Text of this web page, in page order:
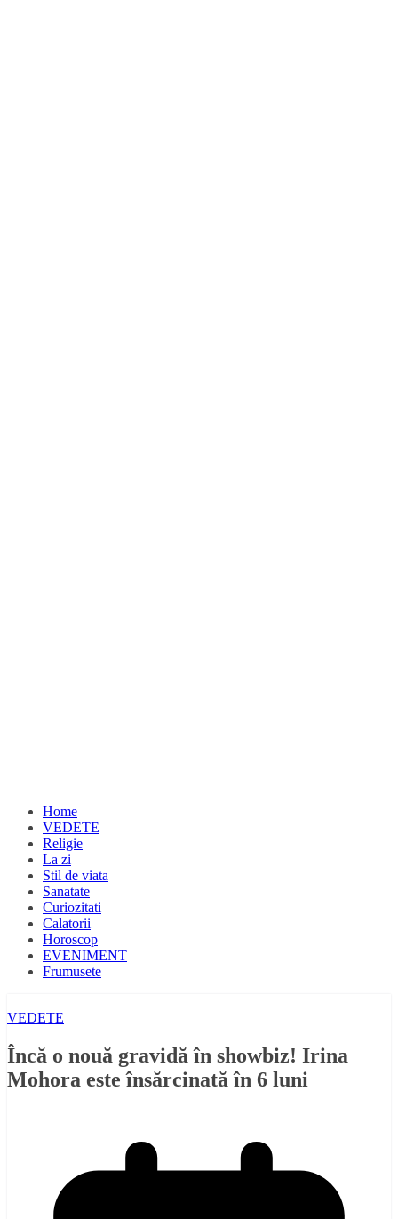
Home
VEDETE
Religie
La zi
Stil de viata
Sanatate
Curiozitati
Calatorii
Horoscop
EVENIMENT
Frumusete
VEDETE
Încă o nouă gravidă în showbiz! Irina
Mohora este însărcinată în 6 luni